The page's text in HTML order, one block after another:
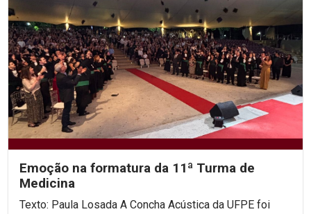
Emoção na formatura da 11ª Turma de
Medicina
Texto: Paula Losada A Concha Acústica da UFPE foi